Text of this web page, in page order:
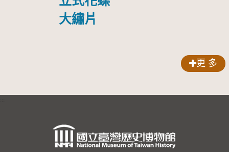
大繡片
更 多